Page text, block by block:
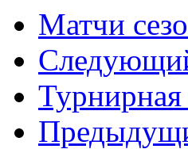
Матчи
Турнирная